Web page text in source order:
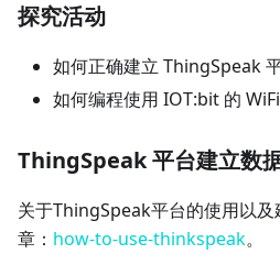
探究活动
如何正确建立 ThingSpeak
如何编程使用 IOT:bit 的
ThingSpeak 平台建立数
关于ThingSpeak平台的使用以
章： how-to-use-thinkspeak。